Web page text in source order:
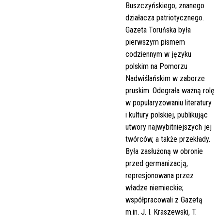
Buszczyńskiego, znanego
działacza patriotycznego.
Gazeta Toruńska była
pierwszym pismem
codziennym w języku
polskim na Pomorzu
Nadwiślańskim w zaborze
pruskim. Odegrała ważną rolę
w popularyzowaniu literatury
i kultury polskiej, publikując
utwory najwybitniejszych jej
twórców, a także przekłady.
Była zasłużoną w obronie
przed germanizacją,
represjonowana przez
władze niemieckie;
współpracowali z Gazetą
m.in. J. I. Kraszewski, T.